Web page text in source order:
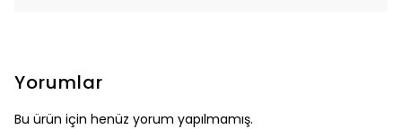
Yorumlar
Bu ürün için henüz yorum yapılmamış.